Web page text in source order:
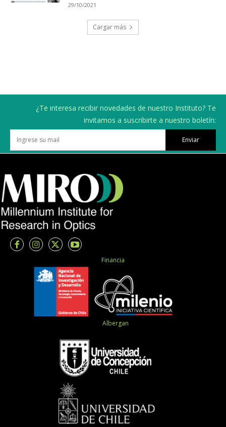
29/10/2021
Cargar más
¿Te interesa recibir novedades de nuestro Instituto? Te
invitamos a suscribirte a nuestro boletín:
Enviar
Financia
Albergan